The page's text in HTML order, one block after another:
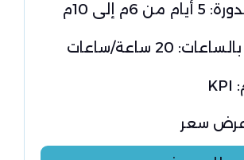
من 6م إلى 10م
20 ساعة/ساعات
سعر